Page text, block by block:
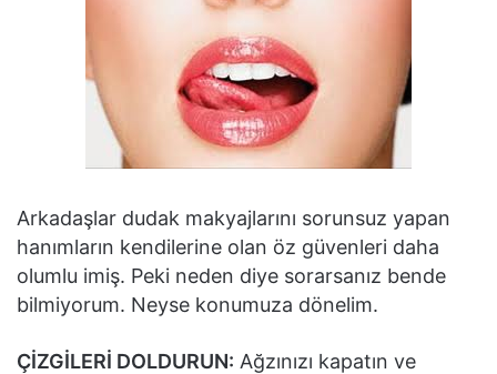
Arkadaşlar dudak makyajlarını sorunsuz yapan
hanımların kendilerine olan öz güvenleri daha
olumlu imiş. Peki neden diye sorarsanız bende
bilmiyorum. Neyse konumuza dönelim.
ÇİZGİLERİ DOLDURUN: Ağzınızı kapatın ve